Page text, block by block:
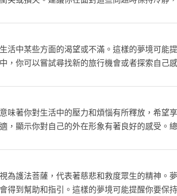
活中某些方面的渴望或不滿。這樣的夢境可能
你可以嘗試尋找新的旅行機會或者探索自己
味著你對生活中的壓力和煩惱有所釋放，希望
，顯示你對自己的外在形象有著良好的感受。
為護法菩薩，代表著慈悲和救度眾生的精神。
得到幫助和指引。這樣的夢境可能提醒你要保